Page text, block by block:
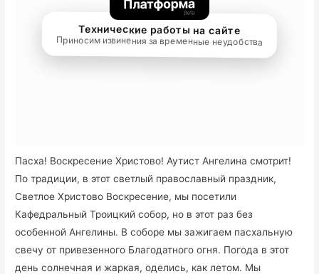
Пасха! Воскресение Христово! Аутист Ангелина смотрит!
По традиции, в этот светлый православный праздник,
Светлое Христово Воскресение, мы посетили
Кафедральный Троицкий собор, но в этот раз без
особенной Ангелины. В соборе мы зажигаем пасхальную
свечу от привезенного Благодатного огня. Погода в этот
день солнечная и жаркая, оделись, как летом. Мы